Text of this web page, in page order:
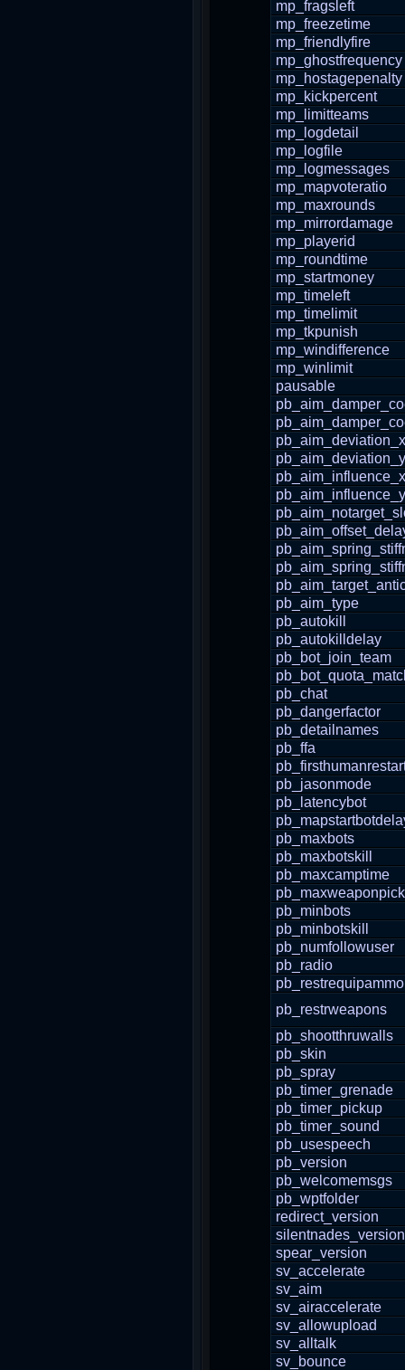
mp_fragsleft
mp_freezetime
mp_friendlyfire
mp_ghostfrequency
mp_hostagepenalty
mp_kickpercent
mp_limitteams
mp_logdetail
mp_logfile
mp_logmessages
mp_mapvoteratio
mp_maxrounds
mp_mirrordamage
mp_playerid
mp_roundtime
mp_startmoney
mp_timeleft
mp_timelimit
mp_tkpunish
mp_windifference
mp_winlimit
pausable
pb_aim_deviation_x
pb_aim_deviation_y
pb_aim_type
pb_autokill
pb_autokilldelay
pb_bot_join_team
pb_chat
pb_dangerfactor
pb_detailnames
pb_ffa
pb_jasonmode
pb_latencybot
pb_maxbots
pb_maxbotskill
pb_maxcamptime
pb_minbots
pb_minbotskill
pb_numfollowuser
pb_radio
pb_restrequipammo
pb_restrweapons
pb_shootthruwalls
pb_skin
pb_spray
pb_timer_grenade
pb_timer_pickup
pb_timer_sound
pb_usespeech
pb_version
pb_welcomemsgs
pb_wptfolder
redirect_version
silentnades_version
spear_version
sv_accelerate
sv_aim
sv_airaccelerate
sv_allowupload
sv_alltalk
sv_bounce